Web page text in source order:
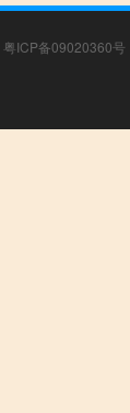
粤ICP备09020360号